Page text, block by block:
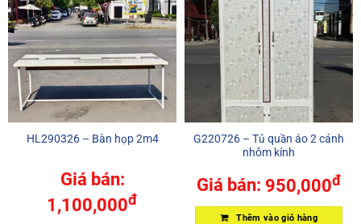
HL290326 – Bàn họp 2m4
Giá bán:
1,100,000đ
G220726 – Tủ quần áo 2 cánh
nhôm kính
Giá bán: 950,000đ
Thêm vào giỏ hàng